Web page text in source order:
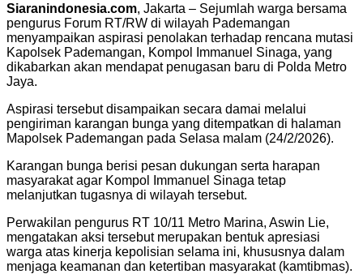
Siaranindonesia.com, Jakarta – Sejumlah warga bersama
pengurus Forum RT/RW di wilayah Pademangan
menyampaikan aspirasi penolakan terhadap rencana mutasi
Kapolsek Pademangan, Kompol Immanuel Sinaga, yang
dikabarkan akan mendapat penugasan baru di Polda Metro
Jaya.
Aspirasi tersebut disampaikan secara damai melalui
pengiriman karangan bunga yang ditempatkan di halaman
Mapolsek Pademangan pada Selasa malam (24/2/2026).
Karangan bunga berisi pesan dukungan serta harapan
masyarakat agar Kompol Immanuel Sinaga tetap
melanjutkan tugasnya di wilayah tersebut.
Perwakilan pengurus RT 10/11 Metro Marina, Aswin Lie,
mengatakan aksi tersebut merupakan bentuk apresiasi
warga atas kinerja kepolisian selama ini, khususnya dalam
menjaga keamanan dan ketertiban masyarakat (kamtibmas).